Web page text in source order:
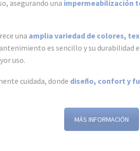
asegurando una impermeabilización
una amplia variedad de colores,
es sencillo y su
uso.
cuidada, donde diseño, confort y
MÁS INFORMACIÓN